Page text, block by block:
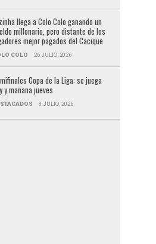
llega a Colo Colo ganando un
millonario, pero distante de los
mejor pagados del Cacique
COLO 26 JULIO, 2026
Copa de la Liga: se juega
y mañana jueves
8 JULIO, 2026